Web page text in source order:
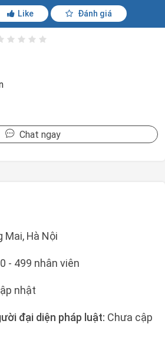
Like Đánh giá
Chat ngay
Mai, Hà Nội
- 499 nhân viên
nhật
đại diện pháp luật: Chưa cập